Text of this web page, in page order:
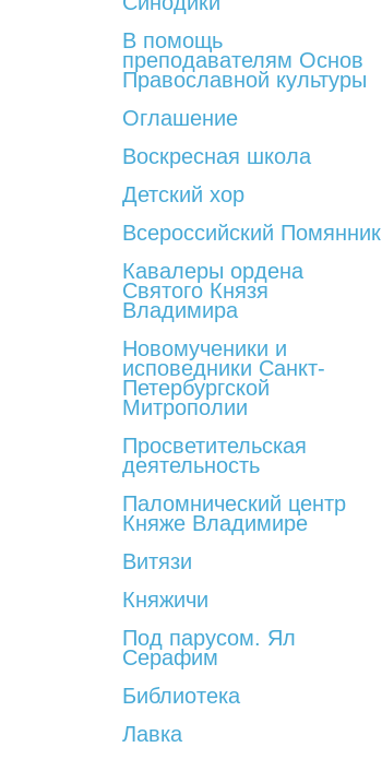
В помощь
преподавателям Основ
Православной культуры
Оглашение
Воскресная школа
Детский хор
Всероссийский Помянник
Кавалеры ордена
Святого Князя
Владимира
Новомученики и
исповедники Санкт-
Петербургской
Митрополии
Просветительская
деятельность
Паломнический центр
Княже Владимире
Витязи
Княжичи
Под парусом. Ял
Серафим
Библиотека
Лавка